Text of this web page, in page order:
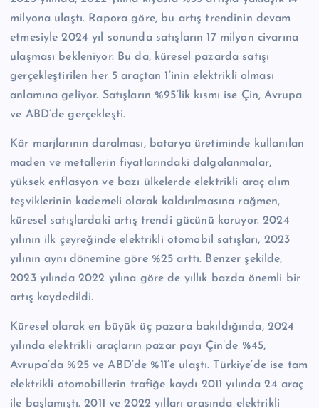
milyona ulaştı. Rapora göre, bu artış trendinin devam
etmesiyle 2024 yıl sonunda satışların 17 milyon civarına
ulaşması bekleniyor. Bu da, küresel pazarda satışı
gerçekleştirilen her 5 araçtan 1’inin elektrikli olması
anlamına geliyor. Satışların %95’lik kısmı ise Çin, Avrupa
ve ABD’de gerçekleşti.
Kâr marjlarının daralması, batarya üretiminde kullanılan
maden ve metallerin fiyatlarındaki dalgalanmalar,
yüksek enflasyon ve bazı ülkelerde elektrikli araç alım
teşviklerinin kademeli olarak kaldırılmasına rağmen,
küresel satışlardaki artış trendi gücünü koruyor. 2024
yılının ilk çeyreğinde elektrikli otomobil satışları, 2023
yılının aynı dönemine göre %25 arttı. Benzer şekilde,
2023 yılında 2022 yılına göre de yıllık bazda önemli bir
artış kaydedildi.
Küresel olarak en büyük üç pazara bakıldığında, 2024
yılında elektrikli araçların pazar payı Çin’de %45,
Avrupa’da %25 ve ABD’de %11’e ulaştı. Türkiye’de ise tam
elektrikli otomobillerin trafiğe kaydı 2011 yılında 24 araç
ile başlamıştı. 2011 ve 2022 yılları arasında elektrikli